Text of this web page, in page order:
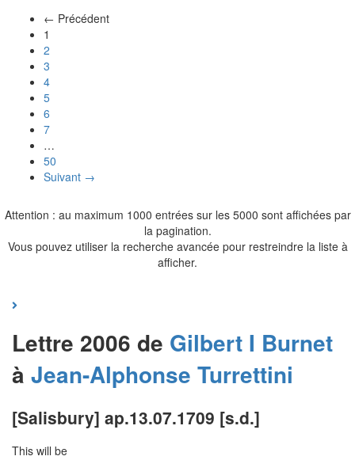
← Précédent
1
2
3
4
5
6
7
…
50
Suivant →
Attention : au maximum 1000 entrées sur les 5000 sont affichées par
la pagination.
Vous pouvez utiliser la recherche avancée pour restreindre la liste à
afficher.
Lettre 2006 de Gilbert I Burnet
à Jean-Alphonse Turrettini
[Salisbury] ap.13.07.1709 [s.d.]
This will be